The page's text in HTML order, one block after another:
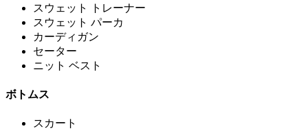
スウェット トレーナー
スウェット パーカ
カーディガン
セーター
ニット ベスト
ボトムス
スカート